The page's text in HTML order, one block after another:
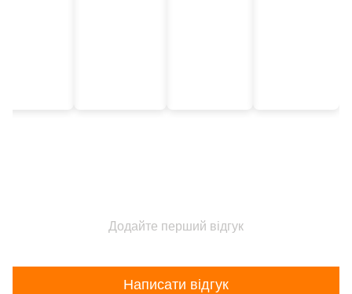
Додайте перший відгук
Написати відгук